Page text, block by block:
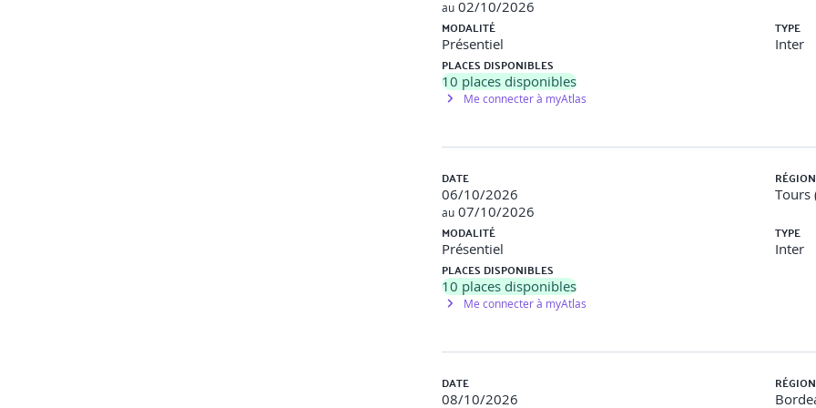
o Étude de cas comparative : 2 entreprises, 2 branches .
o Rendre les prestations compréhensibles : vulgarisation & schémas .
4. Atelier jeu de rôle : mise en pratique des éléments vus sur les deux jours par des jeux de rôles
Accessibilité aux personnes en situation de handicap :Formation en partie sonorisée et sous-titrée :
besoin spécifique (d’adaptation, d’aménagement de la formation), contactez Stéphanie VIEL, notre référente
au 02/10/2026
MODALITÉ
Présentiel
TYPE
Inter
PLACES DISPONIBLES
10 places disponibles
Me connecter à myAtlas
DATE
06/10/2026
au 07/10/2026
Tours
MODALITÉ
Présentiel
TYPE
Inter
PLACES DISPONIBLES
10 places disponibles
Me connecter à myAtlas
DATE
08/10/2026